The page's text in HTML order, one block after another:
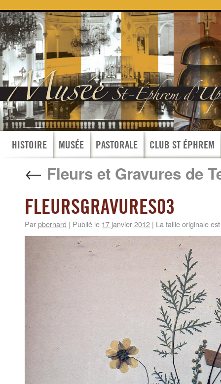
HISTOIRE MUSÉE PASTORALE CLUB ST ÉPHREM
← Fleurs et Gravures de
FLEURSGRAVURES03
Parpbernard | Publié le 17 janvier 2012 | La taille originale